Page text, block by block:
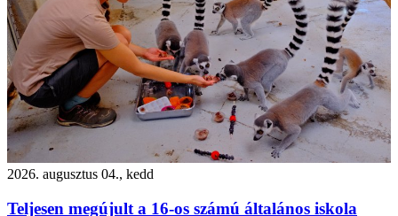
2026. augusztus 04., kedd
Teljesen megújult a 16-os számú általános iskola